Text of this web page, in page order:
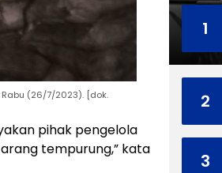
(26/7/2023). [dok.
pihak pengelola
tempurung,” kata
1
2
3